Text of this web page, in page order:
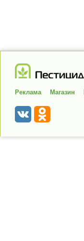
Реклама Магазин